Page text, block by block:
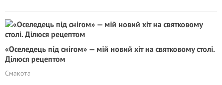
«Оселедець під снігом» — мій новий хіт на святковому столі.
Ділюся рецептом
Смакота